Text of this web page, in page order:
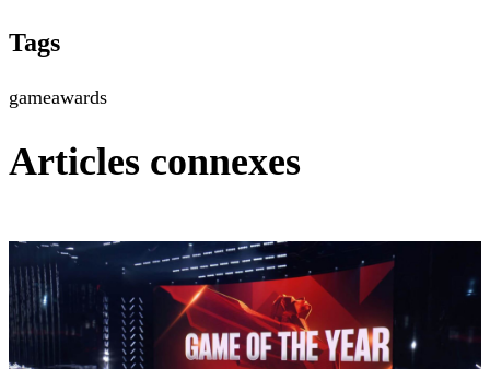
Tags
gameawards
Articles connexes